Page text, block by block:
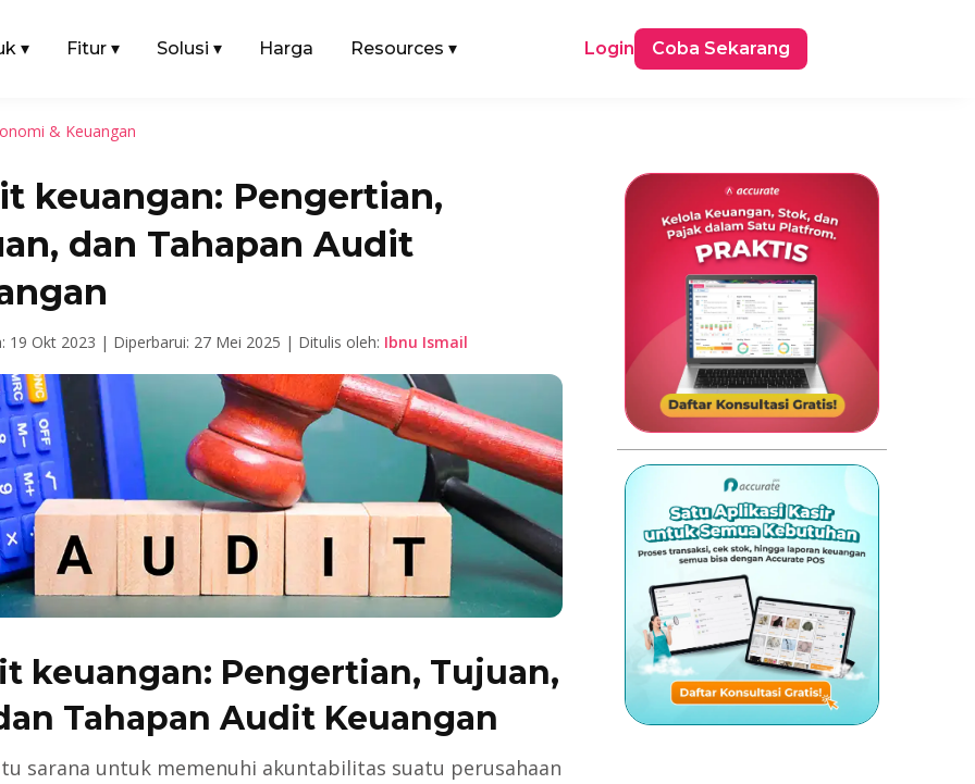
▾ Fitur ▾ Solusi ▾ Harga Resources ▾ Login Coba Sekarang
& Keuangan
keuangan: Pengertian,
dan Tahapan Audit
19 Okt 2023 | Diperbarui: 27 Mei 2025 | Ditulis oleh: Ibnu Ismail
keuangan: Pengertian, Tujuan,
Tahapan Audit Keuangan
sarana untuk memenuhi akuntabilitas suatu perusahaan